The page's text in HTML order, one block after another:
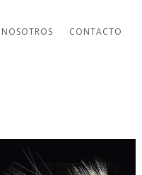
NOSOTROS CONTACTO